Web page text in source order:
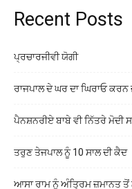
Recent Posts
ਪ੍ਰਚਾਰਜੀਵੀ ਯੋਗੀ
ਰਾਜਪਾਲ ਦੇ ਘਰ ਦਾ ਘਿਰਾਓ ਕਰਨ
ਪੈਨਸ਼ਨਰੀਏ ਬਾਬੇ ਵੀ ਨਿੱਤਰੇ ਮੋਦੀ
ਤਰੁਣ ਤੇਜਪਾਲ ਨੂੰ 10 ਸਾਲ ਦੀ ਕੈਦ
ਆਸਾ ਰਾਮ ਨੂੰ ਅੰਤ੍ਰਿਮ ਜ਼ਮਾਨਤ ਤੋਂ